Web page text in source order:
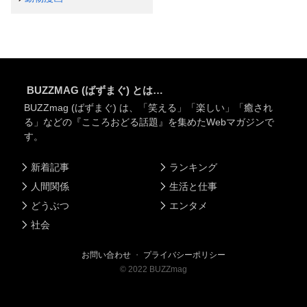
BUZZMAG (ばずまぐ) とは…
BUZZmag (ばずまぐ) は、「笑える」「楽しい」「癒され
る」などの『こころおどる話題』を集めたWebマガジンで
す。
新着記事
人間関係
どうぶつ
社会
ランキング
生活と仕事
エンタメ
お問い合わせ ・ プライバシーポリシー
© 2022 BUZZmag